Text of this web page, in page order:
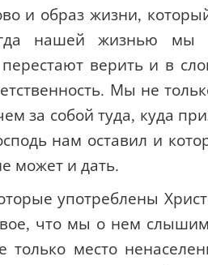
и образ жизни,
нашей жизнью мы
верить и в
Мы не
за собой туда, куда
нам оставил и
может и дать.
употреблены
что мы о нем
место